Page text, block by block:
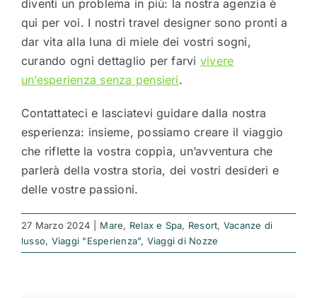
diventi un problema in più: la nostra agenzia è
qui per voi. I nostri travel designer sono pronti a
dar vita alla luna di miele dei vostri sogni,
curando ogni dettaglio per farvi vivere
un’esperienza senza pensieri.
Contattateci e lasciatevi guidare dalla nostra
esperienza: insieme, possiamo creare il viaggio
che riflette la vostra coppia, un’avventura che
parlerà della vostra storia, dei vostri desideri e
delle vostre passioni.
27 Marzo 2024 Mare, Relax e Spa, Resort, Vacanze di
lusso, Viaggi "Esperienza", Viaggi di Nozze